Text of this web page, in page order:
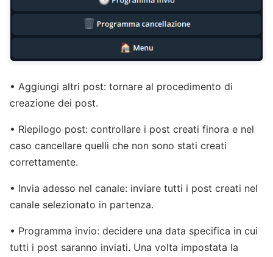
• Aggiungi altri post: tornare al procedimento di
creazione dei post.
• Riepilogo post: controllare i post creati finora e nel
caso cancellare quelli che non sono stati creati
correttamente.
• Invia adesso nel canale: inviare tutti i post creati nel
canale selezionato in partenza.
• Programma invio: decidere una data specifica in cui
tutti i post saranno inviati. Una volta impostata la